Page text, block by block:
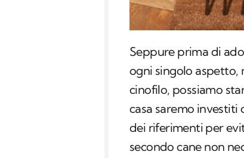
Seppure prima di
ogni singolo aspetto,
cinofilo, possiamo
casa saremo investiti
dei riferimenti per
secondo cane non